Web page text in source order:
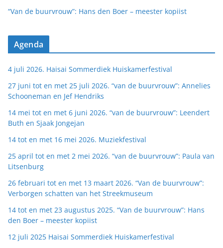
“Van de buurvrouw”: Hans den Boer – meester kopiist
Agenda
4 juli 2026. Haisai Sommerdiek Huiskamerfestival
27 juni tot en met 25 juli 2026. “van de buurvrouw”: Annelies
Schooneman en Jef Hendriks
14 mei tot en met 6 juni 2026. “van de buurvrouw”: Leendert
Buth en Sjaak Jongejan
14 tot en met 16 mei 2026. Muziekfestival
25 april tot en met 2 mei 2026. “van de buurvrouw”: Paula van
Litsenburg
26 februari tot en met 13 maart 2026. “Van de buurvrouw”:
Verborgen schatten van het Streekmuseum
14 tot en met 23 augustus 2025. “Van de buurvrouw”: Hans
den Boer – meester kopiist
12 juli 2025 Haisai Sommerdiek Huiskamerfestival